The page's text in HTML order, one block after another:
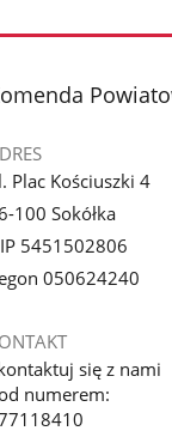
Plac Kościuszki 4
100 Sokółka
5451502806
050624240
się z nami
numerem: